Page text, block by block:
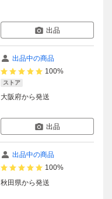
出品
出品中の商品
100%
ストア
大阪府から発送
出品
出品中の商品
100%
秋田県から発送